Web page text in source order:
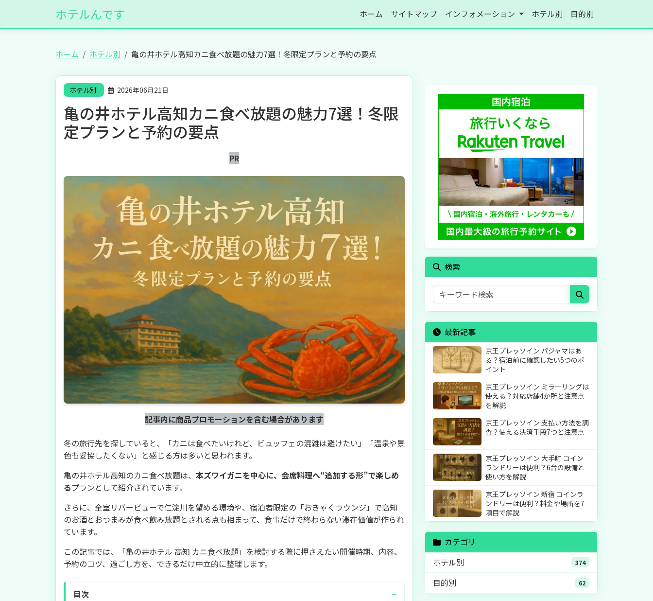
ホテルんです ホーム サイトマップ インフォメーション ホテル別 目的別
ホーム ホテル別 亀の井ホテル高知カニ食べ放題の魅力7選！冬限定プランと予約の要点
ホテル別 2026年06月21日
亀の井ホテル高知カニ食べ放題の魅力7選！冬限
定プランと予約の要点
PR
記事内に商品プロモーションを含む場合があります
冬の旅行先を探していると、「カニは食べたいけれど、ビュッフェの混雑は避けたい」「温泉や景
色も妥協したくない」と感じる方は多いと思われます。
亀の井ホテル高知のカニ食べ放題は、 本ズワイガニを中心に、会席料理へ“追加する形”で楽しめ
るプランとして紹介されています。
さらに、全室リバービューで仁淀川を望める環境や、宿泊者限定の「おきゃくラウンジ」で高知
のお酒とおつまみが食べ飲み放題とされる点も相まって、食事だけで終わらない滞在価値が作られ
ています。
この記事では、「亀の井ホテル 高知 カニ食べ放題」を検討する際に押さえたい開催時期、内容、
予約のコツ、過ごし方を、できるだけ中立的に整理します。
目次 −
検索
最新記事
京王プレッソイン パジャマはあ
る？宿泊前に確認したい5つのポ
イント
京王プレッソイン ミラーリングは
使える？対応店舗4か所と注意点
を解説
京王プレッソイン 支払い方法を調
査？使える決済手段7つと注意点
京王プレッソイン 大手町 コイン
ランドリーは便利？6台の設備と
使い方を解説
京王プレッソイン 新宿 コインラ
ンドリーは便利？料金や場所を7
項目で解説
カテゴリ
ホテル別
374
目的別 62